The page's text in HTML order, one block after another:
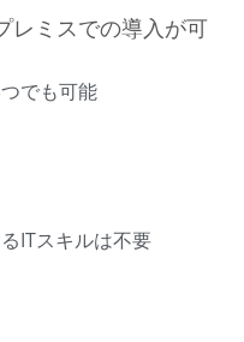
レミスでの導入が可
でも可能
ITスキルは不要